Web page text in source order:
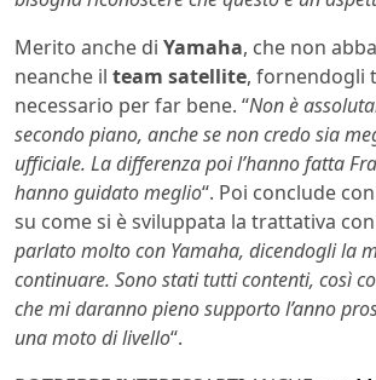
Merito anche di Yamaha, che non
neanche il team satellite, fornendogli
necessario per far bene. “Non è
secondo piano, anche se non credo sia
ufficiale. La differenza poi l’hanno fatta
hanno guidato meglio“. Poi conclude
su come si è sviluppata la trattativa
parlato molto con Yamaha, dicendogli la
continuare. Sono stati tutti contenti, così
che mi daranno pieno supporto l’anno
una moto di livello“.